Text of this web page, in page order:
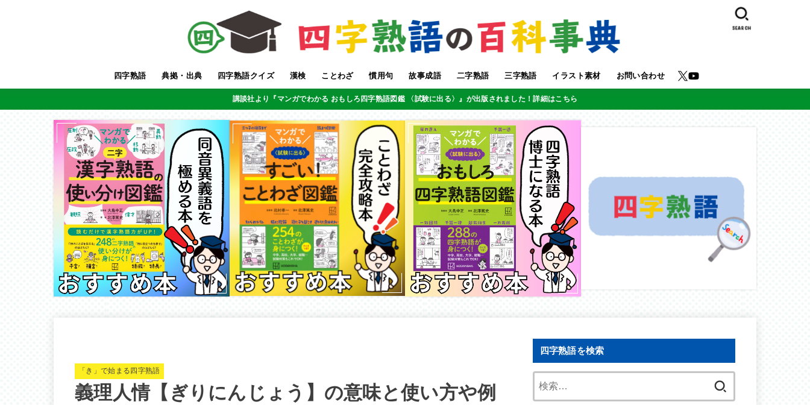
四字熟語 典拠・出典 四字熟語クイズ 漢検 ことわざ 慣用句 故事成語 二字熟語 三字熟語 イラスト素材 お問い合わせ
SEARCH
講談社より『マンガでわかる おもしろ四字熟語図鑑 〈試験に出る〉』が出版されました！詳細はこちら
「き」で始まる四字熟語
義理人情【ぎりにんじょう】の意味と使い方や例
四字熟語を検索